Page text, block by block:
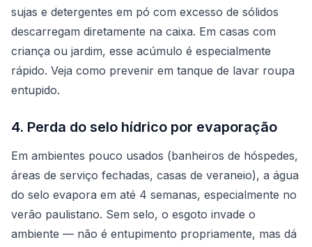
sujas e detergentes em pó com excesso de sólidos
descarregam diretamente na caixa. Em casas com
criança ou jardim, esse acúmulo é especialmente
rápido. Veja como prevenir em tanque de lavar roupa
entupido.
4. Perda do selo hídrico por evaporação
Em ambientes pouco usados (banheiros de hóspedes,
áreas de serviço fechadas, casas de veraneio), a água
do selo evapora em até 4 semanas, especialmente no
verão paulistano. Sem selo, o esgoto invade o
ambiente — não é entupimento propriamente, mas dá